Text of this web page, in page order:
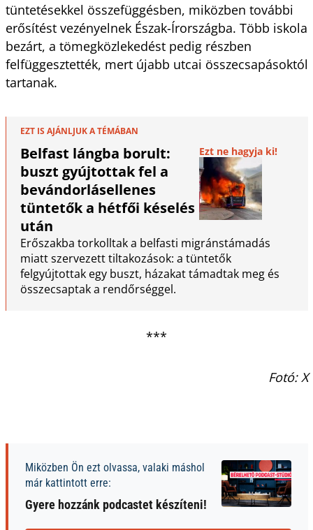
tüntetésekkel összefüggésben, miközben további
erősítést vezényelnek Észak-Írországba. Több iskola
bezárt, a tömegközlekedést pedig részben
felfüggesztették, mert újabb utcai összecsapásoktól
tartanak.
EZT IS AJÁNLJUK A TÉMÁBAN
Belfast lángba borult:
buszt gyújtottak fel a
bevándorlásellenes
tüntetők a hétfői késelés
után
Ezt ne hagyja ki!
Erőszakba torkolltak a belfasti migránstámadás
miatt szervezett tiltakozások: a tüntetők
felgyújtottak egy buszt, házakat támadtak meg és
összecsaptak a rendőrséggel.
***
Fotó: X
Miközben Ön ezt olvassa, valaki máshol
már kattintott erre:
Gyere hozzánk podcastet készíteni!